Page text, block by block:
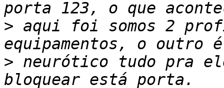
> aqui foi somos 2
> neurótico tudo pra